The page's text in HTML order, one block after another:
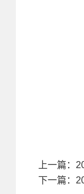
上一篇：
下一篇：